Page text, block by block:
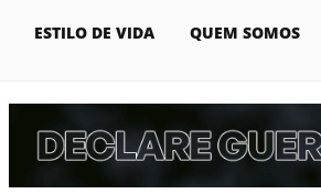
ESTILO DE VIDA QUEM SOMOS